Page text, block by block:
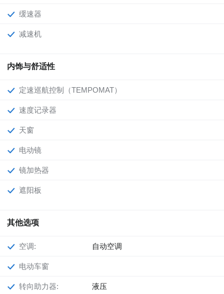
缓速器
减速机
内饰与舒适性
定速巡航控制（TEMPOMAT）
速度记录器
天窗
电动镜
镜加热器
遮阳板
其他选项
空调: 自动空调
电动车窗
转向助力器: 液压